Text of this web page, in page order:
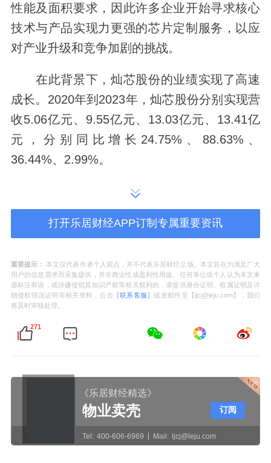
性能及面积要求，因此许多企业开始寻求核心
技术与产品实现力更强的芯片定制服务，以应
对产业升级和竞争加剧的挑战。
在此背景下，灿芯股份的业绩实现了高速
成长。2020年到2023年，灿芯股份分别实现营
收5.06亿元、9.55亿元、13.03亿元、13.41亿
元，分别同比增长24.75%、88.63%、
36.44%、2.99%。
与此同时，公司毛利率也持续优化，同期
综合毛利率分别为17.25%、17.10%、
19.63%、26.17%，增长态势明显。
在收入高增、盈利优化下，2020年到2023
年，灿芯股份分别录得归母净利润0.18亿元、
0.44亿元、0.95亿元、1.70亿元，同比增速分
别为231.27%、147.99%、117.53%、
79.70%。
然而，就在整个半导体行业迎来复苏的
2024年，也是公司上市的第一年，灿芯股份却
交上一份营收下降18.77%、归母净利润大降
64.19%的成绩单，这与此前漂亮的增长曲线形
打开乐居财经APP订制专属重要资讯
重要提示： 本文仅代表作者个人观点，并不代表乐居财经立场。本文旨在为满足广大
用户的信息需求而采集提供，并非商业性或盈利性用途。任何单位或个人认为本文来
源标注有误，或涉嫌侵犯其知识产权等相关权利的，请提供身份证明、权属证明及详
细侵权情况证明等相关资料，点击【联系客服 】或发邮件至【ljcj@leju.com】，我们
将及时审核处理。
271
《乐居财经精选》
物业卖壳
Tel: 400-606-6969 Mail: ljcj@leju.com
订阅